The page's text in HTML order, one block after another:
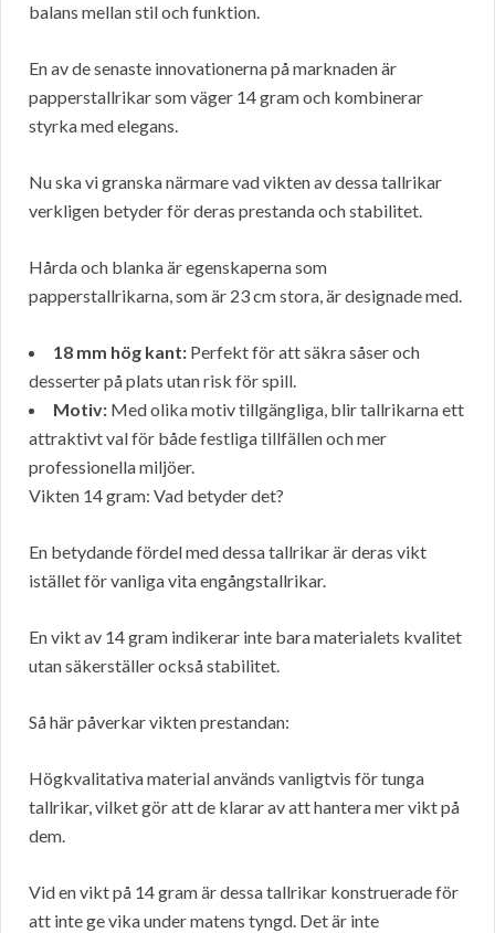
balans mellan stil och funktion.
En av de senaste innovationerna på marknaden är
papperstallrikar som väger 14 gram och kombinerar
styrka med elegans.
Nu ska vi granska närmare vad vikten av dessa tallrikar
verkligen betyder för deras prestanda och stabilitet.
Hårda och blanka är egenskaperna som
papperstallrikarna, som är 23 cm stora, är designade med.
18 mm hög kant: Perfekt för att säkra såser och
desserter på plats utan risk för spill.
Motiv: Med olika motiv tillgängliga, blir tallrikarna ett
attraktivt val för både festliga tillfällen och mer
professionella miljöer.
Vikten 14 gram: Vad betyder det?
En betydande fördel med dessa tallrikar är deras vikt
istället för vanliga vita engångstallrikar.
En vikt av 14 gram indikerar inte bara materialets kvalitet
utan säkerställer också stabilitet.
Så här påverkar vikten prestandan:
Högkvalitativa material används vanligtvis för tunga
tallrikar, vilket gör att de klarar av att hantera mer vikt på
dem.
Vid en vikt på 14 gram är dessa tallrikar konstruerade för
att inte ge vika under matens tyngd. Det är inte